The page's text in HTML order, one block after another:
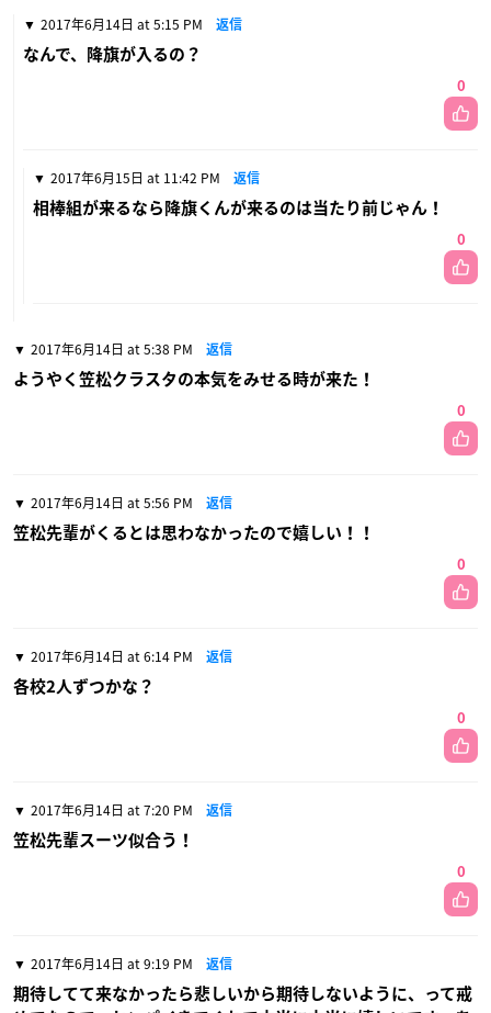
2017年6月14日 at 5:15 PM 返信
なんで、降旗が入るの？
0
2017年6月15日 at 11:42 PM 返信
相棒組が来るなら降旗くんが来るのは当たり前じゃん！
0
2017年6月14日 at 5:38 PM 返信
ようやく笠松クラスタの本気をみせる時が来た！
0
2017年6月14日 at 5:56 PM 返信
笠松先輩がくるとは思わなかったので嬉しい！！
0
2017年6月14日 at 6:14 PM 返信
各校2人ずつかな？
0
2017年6月14日 at 7:20 PM 返信
笠松先輩スーツ似合う！
0
2017年6月14日 at 9:19 PM 返信
期待してて来なかったら悲しいから期待しないように、って戒